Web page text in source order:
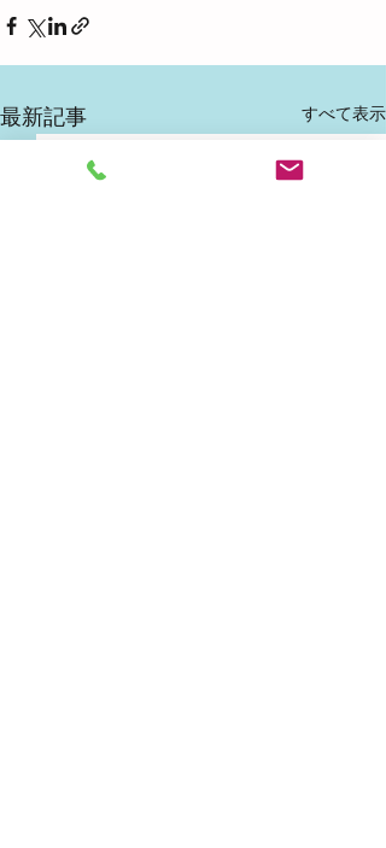
最新記事 すべて表示